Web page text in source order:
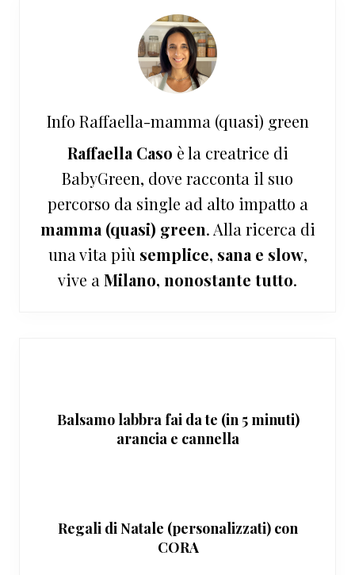
Info Raffaella-mamma (quasi) green
Raffaella Caso è la creatrice di
BabyGreen, dove racconta il suo
percorso da single ad alto impatto a
mamma (quasi) green. Alla ricerca di
una vita più semplice, sana e slow,
vive a Milano, nonostante tutto.
Balsamo labbra fai da te (in 5 minuti)
arancia e cannella
Regali di Natale (personalizzati) con
CORA